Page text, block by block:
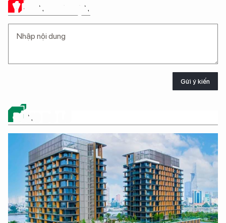
Ý KIẾN CỦA BẠN
Gửi ý kiến
ĐỪNG BỎ LỠ